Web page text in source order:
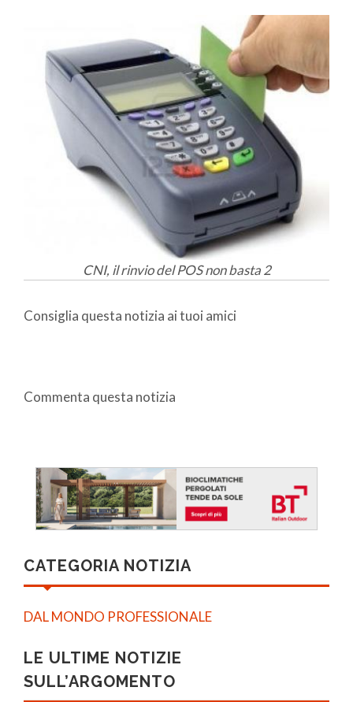
CNI, il rinvio del POS non basta 2
Consiglia questa notizia ai tuoi amici
Commenta questa notizia
CATEGORIA NOTIZIA
DAL MONDO PROFESSIONALE
LE ULTIME NOTIZIE
SULL’ARGOMENTO